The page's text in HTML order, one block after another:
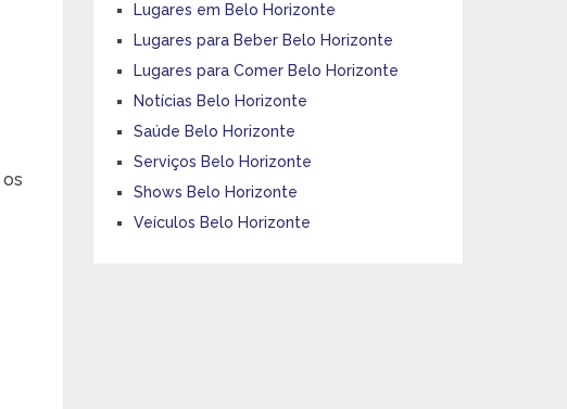
Lugares em Belo Horizonte
Lugares para Beber Belo Horizonte
Lugares para Comer Belo Horizonte
Notícias Belo Horizonte
Saúde Belo Horizonte
Serviços Belo Horizonte
Shows Belo Horizonte
Veículos Belo Horizonte